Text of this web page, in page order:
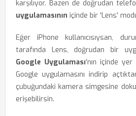
karşılıyor. Bazen de doğrudan
uygulamasının içinde bir 'Lens'
Eğer iPhone kullanıcısıysan,
tarafında Lens, doğrudan bir
Google Uygulaması'nın içinde yer
Google uygulamasını indirip
çubuğundaki kamera simgesine
erişebilirsin.